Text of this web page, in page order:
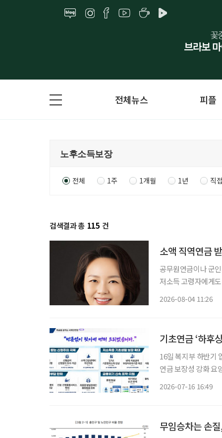
전체뉴스 피플
전체 1주 1개월 1년 직
검색결과 총 115 건
소액 직역연금
공무원연금이나 군
저소득 고령자에게
2026-08-04 11:26
기초연금 ‘하후
16일 복지부 하반기 업무계획 발표 지속가능한 연금
연금 보장성 강화 요양병원 간병비 급여화 및 본인 부담금 경감 추진 보건복지부가 하반기에
2026-07-16 16:49
무임승차는 손